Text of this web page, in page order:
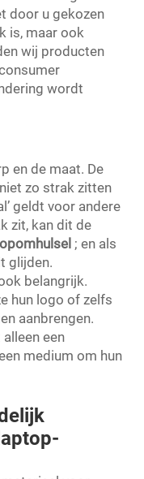
door u gekozen
is, maar ook
wij producten
wordt
en de maat. De
zo strak zitten
geldt voor andere
zit, kan dit de
; en als
glijden.
belangrijk.
hun logo of zelfs
aanbrengen.
een
medium om hun